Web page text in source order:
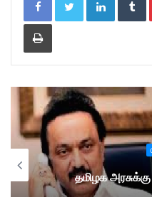
Print
தமிழக